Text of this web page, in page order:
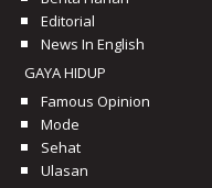
Editorial
News In English
GAYA HIDUP
Famous Opinion
Mode
Sehat
Ulasan